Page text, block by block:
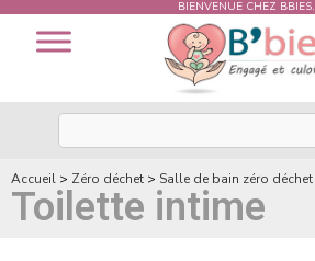
BIENVENUE CHEZ BBIES.
Accueil > Zéro déchet > Salle de bain zéro déchet
Toilette intime